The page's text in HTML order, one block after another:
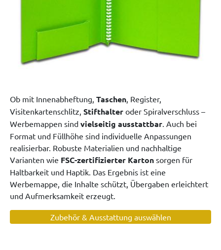
Ob mit Innenabheftung, Taschen, Register,
Visitenkartenschlitz, Stifthalter oder Spiralverschluss –
Werbemappen sind vielseitig ausstattbar. Auch bei
Format und Füllhöhe sind individuelle Anpassungen
realisierbar. Robuste Materialien und nachhaltige
Varianten wie FSC-zertifizierter Karton sorgen für
Haltbarkeit und Haptik. Das Ergebnis ist eine
Werbemappe, die Inhalte schützt, Übergaben erleichtert
und Aufmerksamkeit erzeugt.
Zubehör & Ausstattung auswählen